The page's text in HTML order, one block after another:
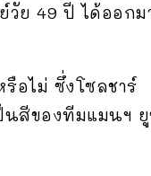
วัย 49 ปี ได้ออกม
อไม่ ซึ่งโซลชาร์
นสีของทีมแมนฯ ยู